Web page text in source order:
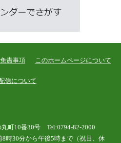
免責事項 このホームページについて
信について
町10番30号 Tel:0794-82-2000
時30分から午後5時まで（祝日、休